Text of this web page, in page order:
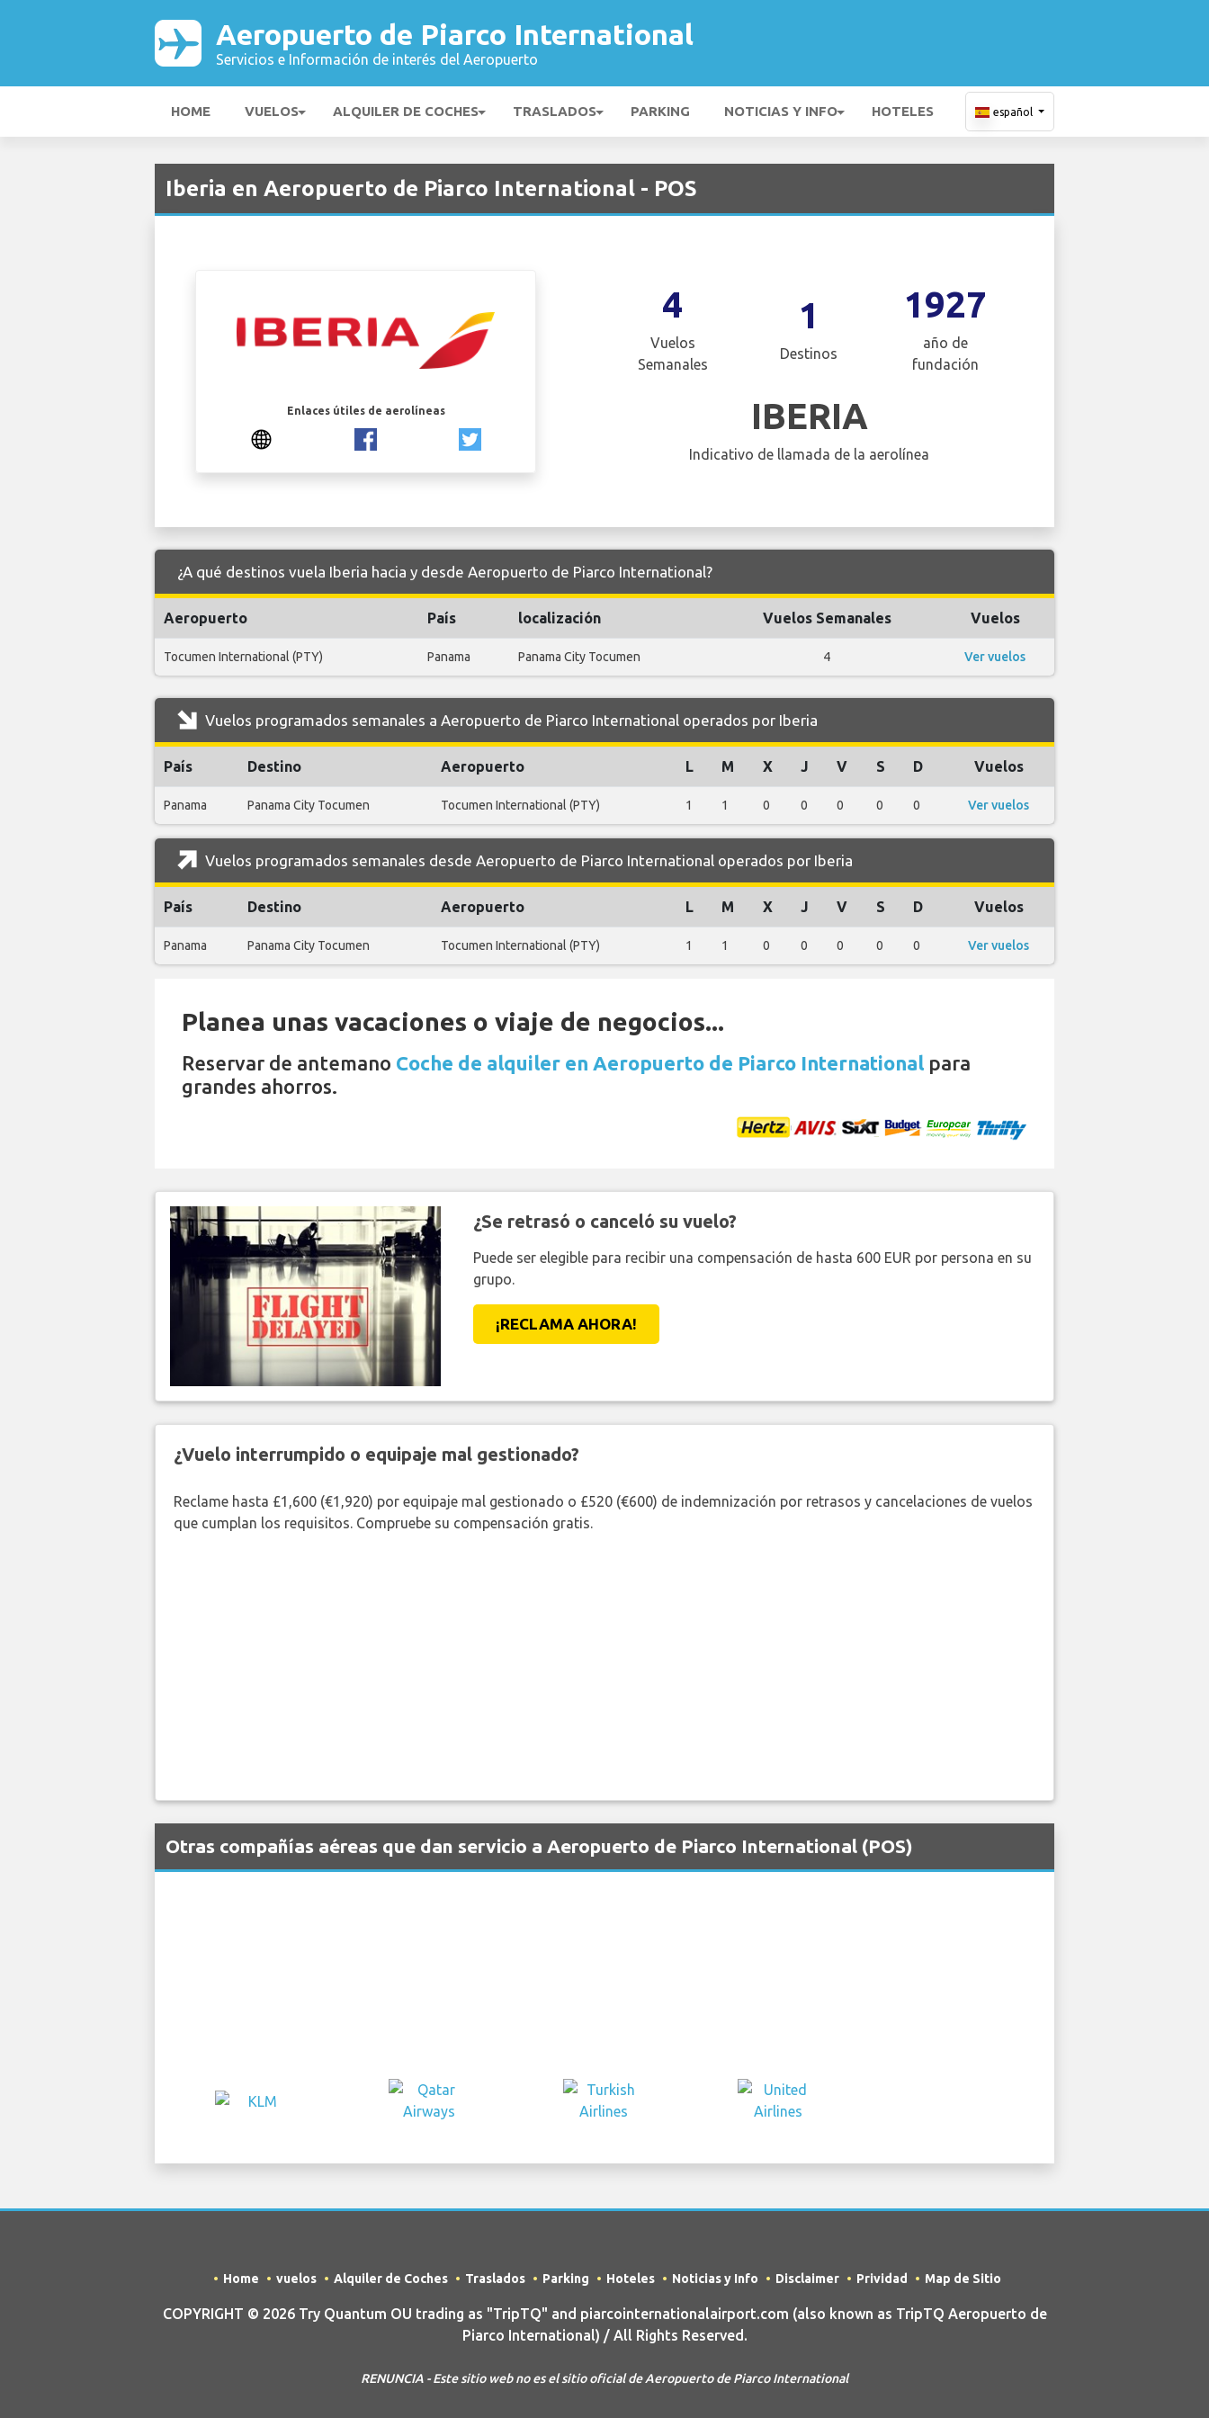
Aeropuerto de Piarco International
Servicios e Información de interés del Aeropuerto
HOME VUELOS ALQUILER DE COCHES TRASLADOS PARKING NOTICIAS Y INFO HOTELES español
Iberia en Aeropuerto de Piarco International - POS
Enlaces útiles de aerolíneas
4
Vuelos
Semanales
1
Destinos
1927
año de
fundación
IBERIA
Indicativo de llamada de la aerolínea
¿A qué destinos vuela Iberia hacia y desde Aeropuerto de Piarco International?
Aeropuerto País localización Vuelos Semanales Vuelos
Tocumen International (PTY) Panama Panama City Tocumen 4 Ver vuelos
Vuelos programados semanales a Aeropuerto de Piarco International operados por Iberia
País Destino Aeropuerto L M X J V S D Vuelos
Panama Panama City Tocumen Tocumen International (PTY) 1 1 0 0 0 0 0 Ver vuelos
Vuelos programados semanales desde Aeropuerto de Piarco International operados por Iberia
País Destino Aeropuerto L M X J V S D Vuelos
Panama Panama City Tocumen Tocumen International (PTY) 1 1 0 0 0 0 0 Ver vuelos
Planea unas vacaciones o viaje de negocios...
Reservar de antemano Coche de alquiler en Aeropuerto de Piarco International para
grandes ahorros.
¿Se retrasó o canceló su vuelo?
Puede ser elegible para recibir una compensación de hasta 600 EUR por persona en su
grupo.
¡RECLAMA AHORA!
¿Vuelo interrumpido o equipaje mal gestionado?
Reclame hasta £1,600 (€1,920) por equipaje mal gestionado o £520 (€600) de indemnización por retrasos y cancelaciones de vuelos
que cumplan los requisitos. Compruebe su compensación gratis.
Otras compañías aéreas que dan servicio a Aeropuerto de Piarco International (POS)
Home vuelos Alquiler de Coches Traslados Parking Hoteles Noticias y Info Disclaimer Prividad Map de Sitio
COPYRIGHT © 2026 Try Quantum OU trading as "TripTQ" and piarcointernationalairport.com (also known as TripTQ Aeropuerto de
Piarco International) / All Rights Reserved.
RENUNCIA - Este sitio web no es el sitio oficial de Aeropuerto de Piarco International